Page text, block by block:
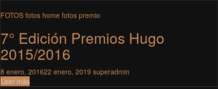
FOTOS fotos home fotos premio
7° Edición Premios Hugo
2015/2016
8 enero, 201622 enero, 2019 superadmin
Leer más